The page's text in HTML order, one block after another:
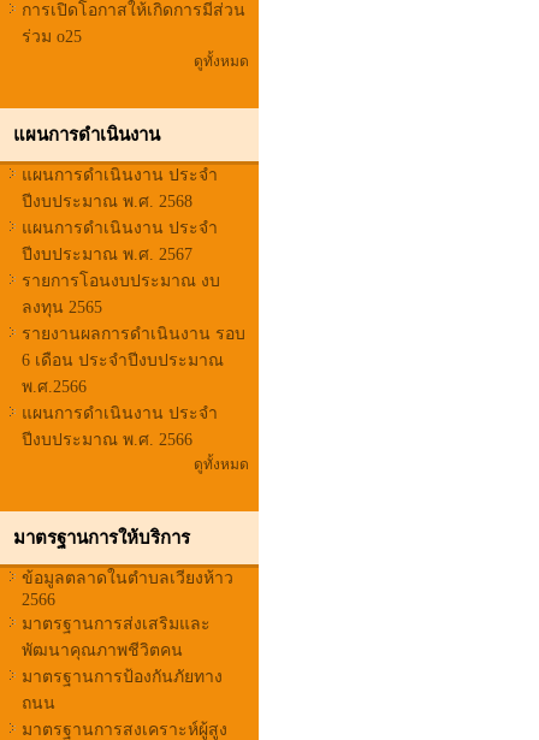
การเปิดโอกาสให้เกิดการมีส่วน
ร่วม o25
ดูทั้งหมด
แผนการดำเนินงาน
แผนการดำเนินงาน ประจำ
ปีงบประมาณ พ.ศ. 2568
แผนการดำเนินงาน ประจำ
ปีงบประมาณ พ.ศ. 2567
รายการโอนงบประมาณ งบ
ลงทุน 2565
รายงานผลการดำเนินงาน รอบ
6 เดือน ประจำปีงบประมาณ
พ.ศ.2566
แผนการดำเนินงาน ประจำ
ปีงบประมาณ พ.ศ. 2566
ดูทั้งหมด
มาตรฐานการให้บริการ
ข้อมูลตลาดในตำบลเวียงห้าว
2566
มาตรฐานการส่งเสริมและ
พัฒนาคุณภาพชีวิตคน
มาตรฐานการป้องกันภัยทาง
ถนน
มาตรฐานการสงเคราะห์ผู้สูง